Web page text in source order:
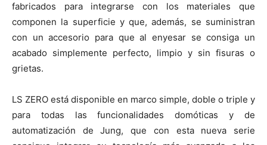
fabricados para integrarse con los materiales que
componen la superficie y que, además, se suministran
con un accesorio para que al enyesar se consiga un
acabado simplemente perfecto, limpio y sin fisuras o
grietas.
LS ZERO está disponible en marco simple, doble o triple y
para todas las funcionalidades domóticas y de
automatización de Jung, que con esta nueva serie